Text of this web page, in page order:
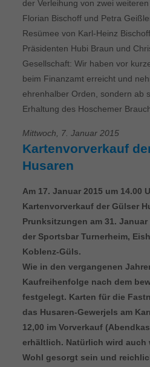
der Verleihung von zwei
Florian Bischoff und Petra
Resümee von Karl-Heinz
Präsidenten Hubi Braun und
Gesellschaft: Wir haben vor
beim Finanzamt erreicht und
ehrenhalber Orden, sondern ab
Erhaltung des Hoschemer
Mittwoch, 7. Januar 2015
Kartenvorverkauf
Husaren
Am 17. Januar 2015 um 14.00
Kartenvorverkauf der Gülser
Prunksitzungen am 31.
der Sportsbar Turnerheim,
Koblenz-Güls.
Wie in den vergangenen
Kaufreihenfolge nach dem
festgelegt. Karten für die
das Husaren-Gewerjels am
12,00 im Vorverkauf
erhältlich. Natürlich wird auch
Wohl gesorgt sein und